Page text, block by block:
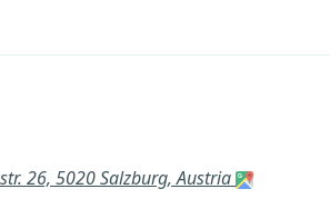
26, 5020 Salzburg, Austria